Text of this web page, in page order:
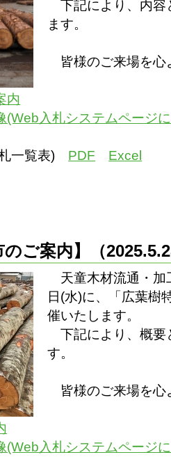
下記により、内容
ます。
皆様のご来場を心
内
(Web入札システムページ
一覧表) PDF Excel
ご案内】 （
天童木材流通・加
日(水)に、「広葉樹
催いたします。
下記により、概要
す。
皆様のご来場を心
(Web入札システムページ